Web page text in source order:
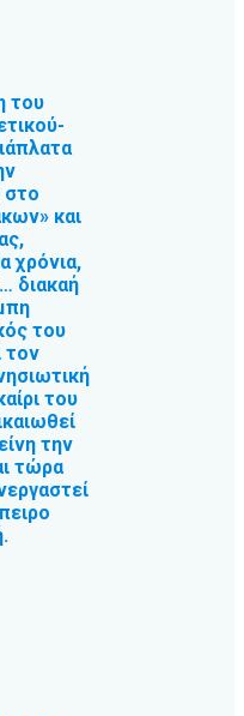
του
στο
και
χρόνια,
διακαή
του
τον
του
την
τώρα